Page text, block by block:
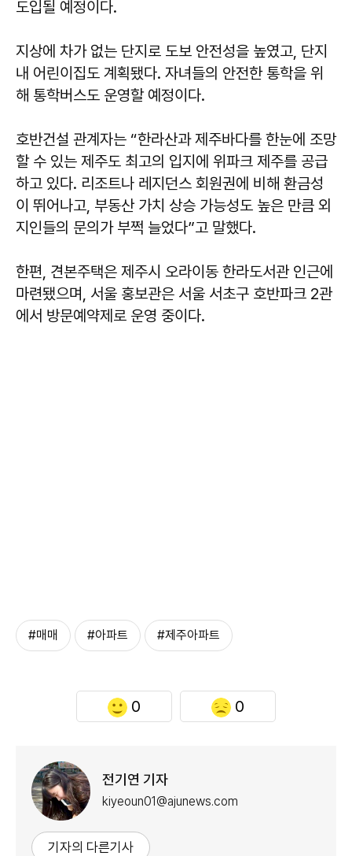
도입될 예정이다.
지상에 차가 없는 단지로 도보 안전성을 높였고, 단지
내 어린이집도 계획됐다. 자녀들의 안전한 통학을 위
해 통학버스도 운영할 예정이다.
호반건설 관계자는 “한라산과 제주바다를 한눈에 조망
할 수 있는 제주도 최고의 입지에 위파크 제주를 공급
하고 있다. 리조트나 레지던스 회원권에 비해 환금성
이 뛰어나고, 부동산 가치 상승 가능성도 높은 만큼 외
지인들의 문의가 부쩍 늘었다”고 말했다.
한편, 견본주택은 제주시 오라이동 한라도서관 인근에
마련됐으며, 서울 홍보관은 서울 서초구 호반파크 2관
에서 방문예약제로 운영 중이다.
#매매 #아파트 #제주아파트
0 0
전기연 기자
kiyeoun01@ajunews.com
기자의 다른기사